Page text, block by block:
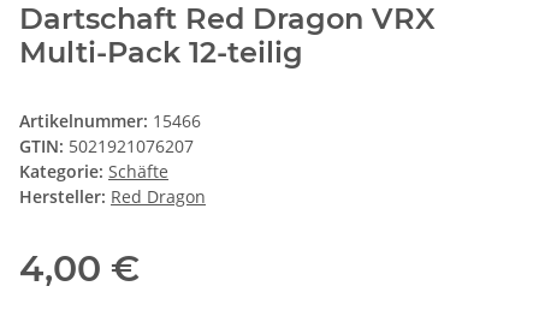
Dartschaft Red Dragon VRX
Multi-Pack 12-teilig
Artikelnummer: 15466
GTIN: 5021921076207
Kategorie: Schäfte
Hersteller: Red Dragon
4,00 €